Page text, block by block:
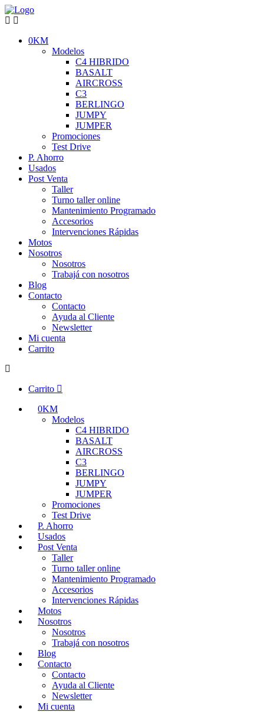
0KM
Modelos
C4 HIBRIDO
BASALT
AIRCROSS
C3
BERLINGO
JUMPY
JUMPER
Promociones
Test Drive
P. Ahorro
Usados
Post Venta
Taller
Turno taller online
Mantenimiento Programado
Accesorios
Intervenciones Rápidas
Motos
Nosotros
Nosotros
Trabajá con nosotros
Blog
Contacto
Contacto
Ayuda al Cliente
Newsletter
Mi cuenta
Carrito
Carrito
0KM
Modelos
C4 HIBRIDO
BASALT
AIRCROSS
C3
BERLINGO
JUMPY
JUMPER
Promociones
Test Drive
P. Ahorro
Usados
Post Venta
Taller
Turno taller online
Mantenimiento Programado
Accesorios
Intervenciones Rápidas
Motos
Nosotros
Nosotros
Trabajá con nosotros
Blog
Contacto
Contacto
Ayuda al Cliente
Newsletter
Mi cuenta